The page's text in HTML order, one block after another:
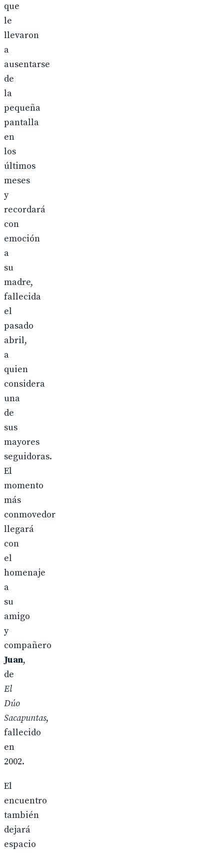
que
le
llevaron
a
ausentarse
de
la
pequeña
pantalla
en
los
últimos
meses
y
recordará
con
emoción
a
su
madre,
fallecida
el
pasado
abril,
a
quien
considera
una
de
sus
mayores
seguidoras.
El
momento
más
conmovedor
llegará
con
el
homenaje
a
su
amigo
y
compañero
Juan,
de
El
Dúo
Sacapuntas,
fallecido
en
2002.
El
encuentro
también
dejará
espacio